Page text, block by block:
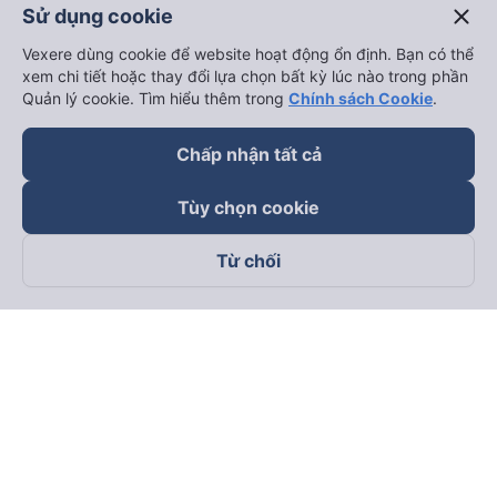
Theo dõi chúng tôi trên
Sử dụng cookie close
Vexere dùng cookie để website hoạt động ổn định. Bạn có thể
xem chi tiết hoặc thay đổi lựa chọn bất kỳ lúc nào trong phần
Quản lý cookie. Tìm hiểu thêm trong Chính sách Cookie.
Chấp nhận tất cả
Tùy chọn cookie
Từ chối